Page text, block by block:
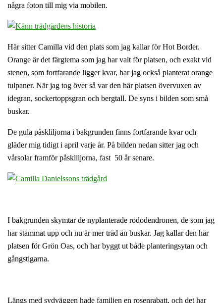
några foton till mig via mobilen.
Här sitter Camilla vid den plats som jag kallar för Hot Border.
Orange är det färgtema som jag har valt för platsen, och exakt vid
stenen, som fortfarande ligger kvar, har jag också planterat orange
tulpaner. När jag tog över så var den här platsen övervuxen av
idegran, sockertoppsgran och bergtall. De syns i bilden som små
buskar.
De gula påskliljorna i bakgrunden finns fortfarande kvar och
gläder mig tidigt i april varje år. På bilden nedan sitter jag och
vårsolar framför påskliljorna, fast 50 år senare.
I bakgrunden skymtar de nyplanterade rododendronen, de som jag
har stammat upp och nu är mer träd än buskar. Jag kallar den här
platsen för Grön Oas, och har byggt ut både planteringsytan och
gångstigarna.
Längs med sydväggen hade familjen en rosenrabatt, och det har